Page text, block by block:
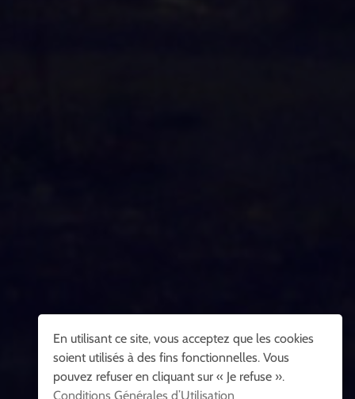
En utilisant ce site, vous acceptez que les cookies
soient utilisés à des fins fonctionnelles. Vous
pouvez refuser en cliquant sur « Je refuse ».
Conditions Générales d’Utilisation